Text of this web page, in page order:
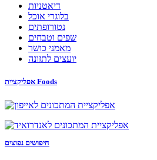
דיאטניות
בלוגרי אוכל
נטורופתים
שפים וטבחים
מאמני כושר
יועצים לתזונה
אפליקציית Foods
חיפושים נפוצים